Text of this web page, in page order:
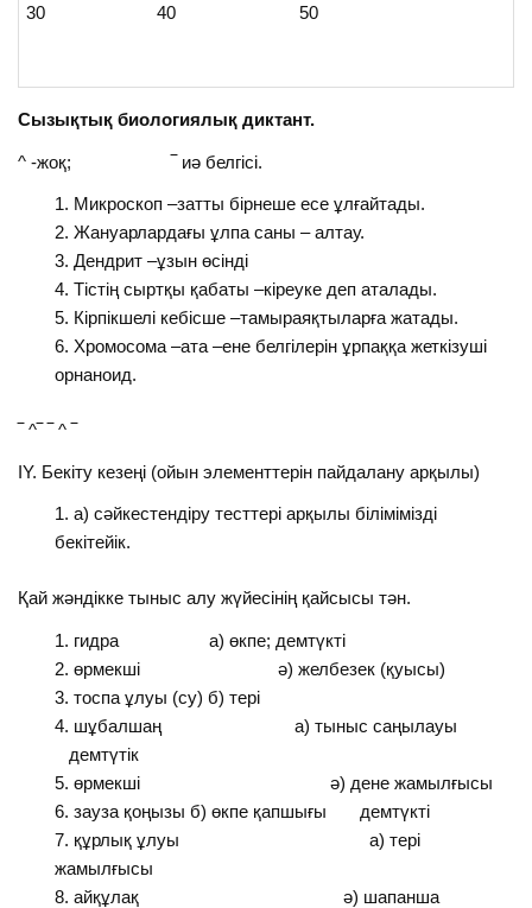
30 40 50
Сызықтық биологиялық диктант.
^ -жоқ; ‾ иә белгісі.
Микроскоп –затты бірнеше есе ұлғайтады.
Жануарлардағы ұлпа саны – алтау.
Дендрит –ұзын өсінді
Тістің сыртқы қабаты –кіреуке деп аталады.
Кірпікшелі кебісше –тамыраяқтыларға жатады.
Хромосома –ата –ене белгілерін ұрпаққа жеткізуші
орнаноид.
‾ ^‾ ‾ ^ ‾
ІY. Бекіту кезеңі (ойын элементтерін пайдалану арқылы)
а) сәйкестендіру тесттері арқылы білімімізді
бекітейік.
Қай жәндікке тыныс алу жүйесінің қайсысы тән.
гидра а) өкпе; демтүкті
өрмекші ә) желбезек (қуысы)
тоспа ұлуы (су) б) тері
шұбалшаң а) тыныс саңылауы
демтүтік
өрмекші ә) дене жамылғысы
зауза қоңызы б) өкпе қапшығы демтүкті
құрлық ұлуы а) тері
жамылғысы
айқұлақ ә) шапанша